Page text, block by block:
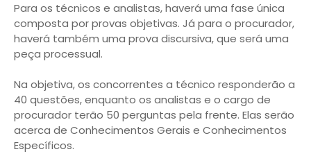
Para os técnicos e analistas, haverá uma fase única
composta por provas objetivas. Já para o procurador,
haverá também uma prova discursiva, que será uma
peça processual.
Na objetiva, os concorrentes a técnico responderão a
40 questões, enquanto os analistas e o cargo de
procurador terão 50 perguntas pela frente. Elas serão
acerca de Conhecimentos Gerais e Conhecimentos
Específicos.